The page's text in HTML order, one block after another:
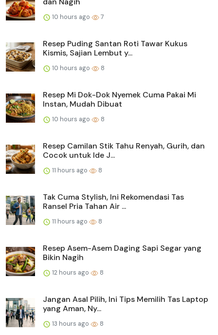
10 hours ago 7
Resep Puding Santan Roti Tawar Kukus
Kismis, Sajian Lembut y...
10 hours ago 8
Resep Mi Dok-Dok Nyemek Cuma Pakai Mi
Instan, Mudah Dibuat
10 hours ago 8
Resep Camilan Stik Tahu Renyah, Gurih, dan
Cocok untuk Ide J...
11 hours ago 8
Tak Cuma Stylish, Ini Rekomendasi Tas
Ransel Pria Tahan Air ...
11 hours ago 8
Resep Asem-Asem Daging Sapi Segar yang
Bikin Nagih
12 hours ago 8
Jangan Asal Pilih, Ini Tips Memilih Tas Laptop
yang Aman, Ny...
13 hours ago 8